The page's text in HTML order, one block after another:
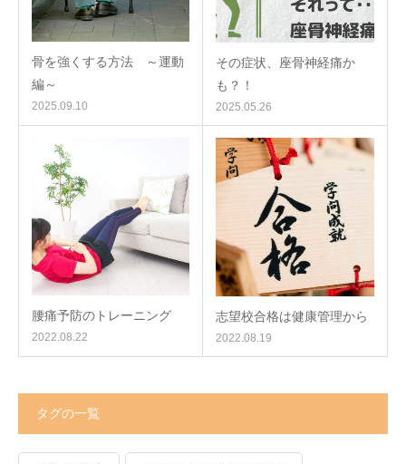
骨を強くする方法 ～運動
編～
2025.09.10
その症状、座骨神経痛か
も？！
2025.05.26
腰痛予防のトレーニング
2022.08.22
志望校合格は健康管理から
2022.08.19
タグの一覧